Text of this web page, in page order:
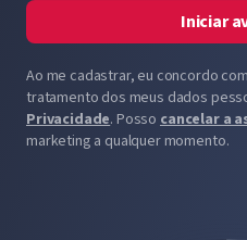
Iniciar
Ao me cadastrar, eu concordo
tratamento dos meus dados
Privacidade. Posso cancelar a
marketing a qualquer momento.